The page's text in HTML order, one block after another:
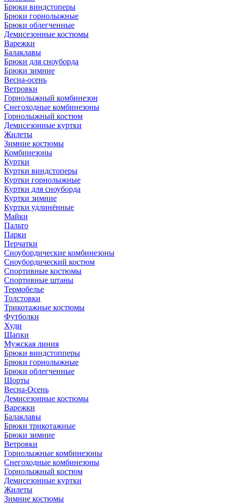
Брюки виндстоперы
Брюки горнолыжные
Брюки облегченные
Демисезонные костюмы
Варежки
Балаклавы
Брюки для сноуборда
Брюки зимние
Весна-осень
Ветровки
Горнолыжный комбинезон
Снегоходные комбинезоны
Горнолыжный костюм
Демисезонные куртки
Жилеты
Зимние костюмы
Комбинезоны
Куртки
Куртки виндстоперы
Куртки горнолыжные
Куртки для сноуборда
Куртки зимние
Куртки удлинённые
Майки
Пальто
Парки
Перчатки
Сноубордические комбинезоны
Сноубордический костюм
Спортивные костюмы
Спортивные штаны
Термобелье
Толстовки
Трикотажные костюмы
Футболки
Худи
Шапки
Мужская линия
Брюки виндстопперы
Брюки горнолыжные
Брюки облегченные
Шорты
Весна-Осень
Демисезонные костюмы
Варежки
Балаклавы
Брюки трикотажные
Брюки зимние
Ветровки
Горнолыжные комбинезоны
Снегоходные комбинезоны
Горнолыжный костюм
Демисезонные куртки
Жилеты
Зимние костюмы